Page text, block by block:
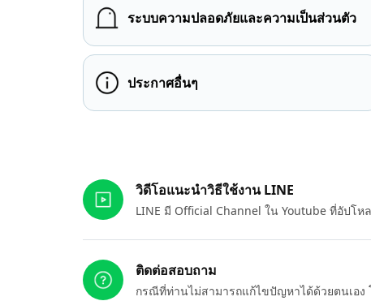
ระบบความปลอดภัยและความเป็นส่วนตัว
ประกาศอื่นๆ
วิดีโอแนะนำวิธีใช้งาน LINE
LINE มี Official Channel ใน Youtube ที่อัปโห
ติดต่อสอบถาม
กรณีที่ท่านไม่สามารถแก้ไขปัญหาได้ด้วยตนเอ